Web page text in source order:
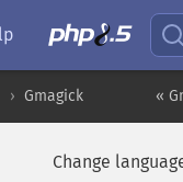
«
Gmagick
Change